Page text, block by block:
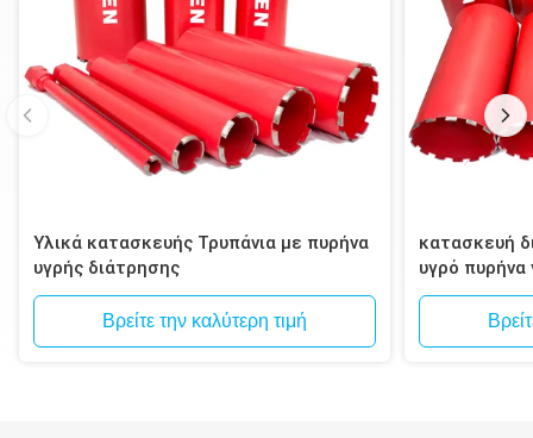
Υλικά κατασκευής Τρυπάνια με πυρήνα
υγρής διάτρησης
Βρείτε την καλύτερη τιμή
κατασκευή
υγρό
τοιχοποιία,